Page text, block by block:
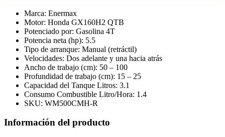
Marca: Enermax
Motor: Honda GX160H2 QTB
Potenciado por: Gasolina 4T
Potencia neta (hp): 5.5
Tipo de arranque: Manual (retráctil)
Velocidades: Dos adelante y una hacia atrás
Ancho de trabajo (cm): 50 – 100
Profundidad de trabajo (cm): 15 – 25
Capacidad del Tanque Litros: 3.1
Consumo Combustible Litro/Hora: 1.4
SKU: WM500CMH-R
Información del producto